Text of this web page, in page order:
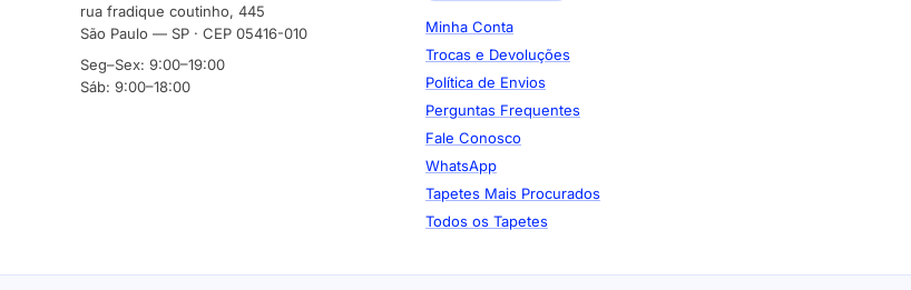
rua fradique coutinho, 445
São Paulo — SP · CEP 05416-010
Seg–Sex: 9:00–19:00
Sáb: 9:00–18:00
Minha Conta
Trocas e Devoluções
Política de Envios
Perguntas Frequentes
Fale Conosco
WhatsApp
Tapetes Mais Procurados
Todos os Tapetes